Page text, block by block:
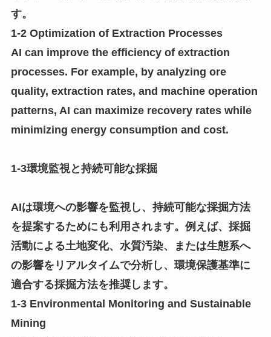
す。
1-2 Optimization of Extraction Processes
AI can improve the efficiency of extraction
processes. For example, by analyzing ore
quality, extraction rates, and machine operation
patterns, AI can maximize recovery rates while
minimizing energy consumption and cost.
1-3環境監視と持続可能な採掘
AIは環境への影響を監視し、持続可能な採掘方法
を提案するためにも利用されます。例えば、採掘
活動による土地変化、水質汚染、または生態系へ
の影響をリアルタイムで分析し、環境保護基準に
適合する採掘方法を推奨します。
1-3 Environmental Monitoring and Sustainable
Mining